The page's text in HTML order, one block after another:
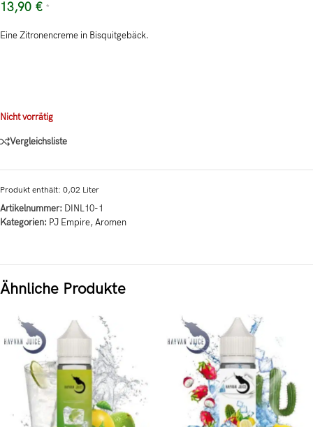
13,90 € *
Eine Zitronencreme in Bisquitgebäck.
Nicht vorrätig
Vergleichsliste
Produkt enthält: 0,02 Liter
Artikelnummer: DINL10-1
Kategorien: PJ Empire,Aromen
Ähnliche Produkte